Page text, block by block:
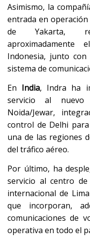
Asimismo, la
entrada en
de Yakarta,
Indonesia, junto
sistema de
En India, Indra ha
servicio al nuevo
Noida/Jewar,
control de Delhi
una de las regiones
del tráfico aéreo.
Por último, ha
servicio al centro
internacional de
que incorporan,
comunicaciones de
operativa en todo el